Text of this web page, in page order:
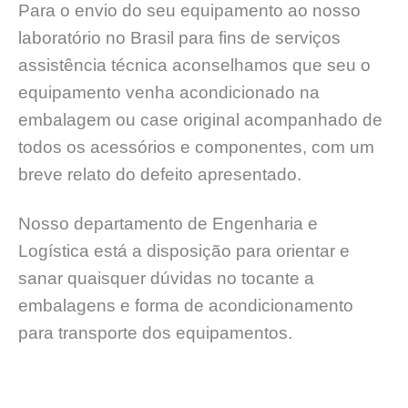
Para o envio do seu equipamento ao nosso
laboratório no Brasil para fins de serviços
assistência técnica aconselhamos que seu o
equipamento venha acondicionado na
embalagem ou case original acompanhado de
todos os acessórios e componentes, com um
breve relato do defeito apresentado.
Nosso departamento de Engenharia e
Logística está a disposição para orientar e
sanar quaisquer dúvidas no tocante a
embalagens e forma de acondicionamento
para transporte dos equipamentos.